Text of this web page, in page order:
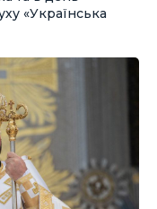
«Українська